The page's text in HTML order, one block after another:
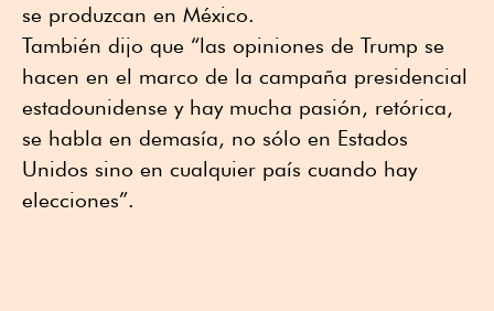
se produzcan en México.
También dijo que “las opiniones de Trump se
hacen en el marco de la campaña presidencial
estadounidense y hay mucha pasión, retórica,
se habla en demasía, no sólo en Estados
Unidos sino en cualquier país cuando hay
elecciones”.